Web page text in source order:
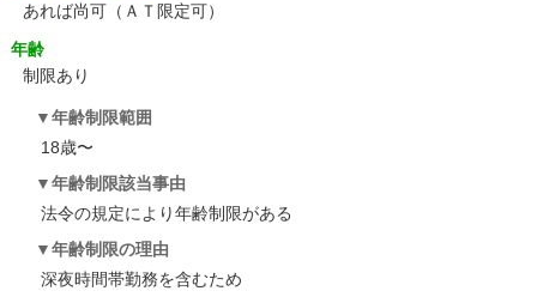
あれば尚可（ＡＴ限定可）
年齢
制限あり
年齢制限範囲
18歳〜
年齢制限該当事由
法令の規定により年齢制限がある
年齢制限の理由
深夜時間帯勤務を含むため